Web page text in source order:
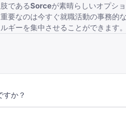
であるSorceが素晴らしいオプシ
要なのは今すぐ就職活動の事務
ギーを集中させることができます
か？